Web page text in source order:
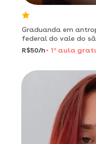
Graduanda em
federal do vale do
tanto a ensinar
R$50/h 1 a aula